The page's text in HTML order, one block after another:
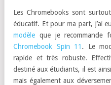
Les Chromebooks sont
éducatif. Et pour ma part, j’ai
modèle que je recommande
Chromebook Spin 11 . Le
rapide et très robuste.
destiné aux étudiants, il est
mais également aux